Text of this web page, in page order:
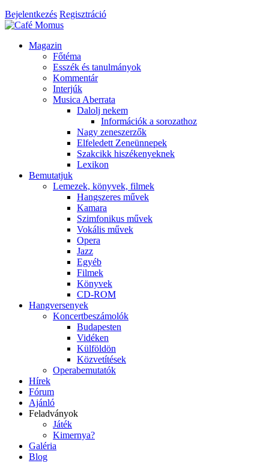
Bejelentkezés Regisztráció
Magazin
Főtéma
Esszék és tanulmányok
Kommentár
Interjúk
Musica Aberrata
Dalolj nekem
Információk a sorozathoz
Nagy zeneszerzők
Elfeledett Zeneünnepek
Szakcikk hiszékenyeknek
Lexikon
Bemutatjuk
Lemezek, könyvek, filmek
Hangszeres művek
Kamara
Szimfonikus művek
Vokális művek
Opera
Jazz
Egyéb
Filmek
Könyvek
CD-ROM
Hangversenyek
Koncertbeszámolók
Budapesten
Vidéken
Külföldön
Közvetítések
Operabemutatók
Hírek
Fórum
Ajánló
Feladványok
Játék
Kimernya?
Galéria
Blog